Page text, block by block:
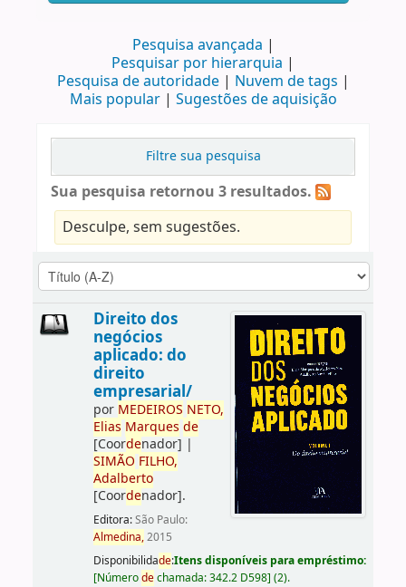
Pesquisa avançada
Pesquisar por hierarquia
Pesquisa de autoridade
Nuvem de tags
Mais popular
Sugestões de aquisição
Filtre sua pesquisa
Sua pesquisa retornou 3 resultados.
Desculpe, sem sugestões.
Direito dos
negócios
aplicado: do
direito
empresarial/
por MEDEIROS NETO,
Elias Marques de
[Coordenador] |
SIMÃO FILHO,
Adalberto
[Coordenador].
Editora:São Paulo:
Almedina,2015
Disponibilidade:Itens disponíveis para empréstimo:
[Númerodechamada:342.2 D598] (2).